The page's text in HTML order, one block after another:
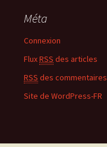
Méta
Connexion
FluxRSS des articles
RSS des commentaires
Site de WordPress-FR